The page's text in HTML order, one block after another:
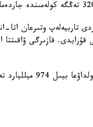
تاربيەلەپ وتىرعان اتا-
تەڭگە ءبولىندى.